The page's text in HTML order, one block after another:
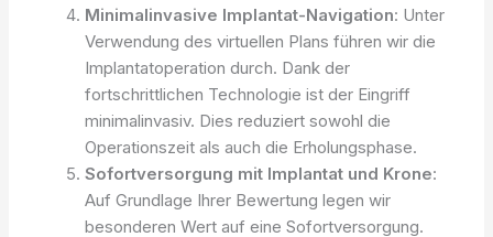
Minimalinvasive Implantat-Navigation: Unter
Verwendung des virtuellen Plans führen wir die
Implantatoperation durch. Dank der
fortschrittlichen Technologie ist der Eingriff
minimalinvasiv. Dies reduziert sowohl die
Operationszeit als auch die Erholungsphase.
Sofortversorgung mit Implantat und Krone:
Auf Grundlage Ihrer Bewertung legen wir
besonderen Wert auf eine Sofortversorgung.